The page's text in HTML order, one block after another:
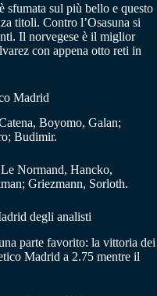
sfumata sul più bello e questo
titoli. Contro l’Osasuna si
Il norvegese è il miglior
con appena otto reti in
Madrid
Boyomo, Galan;
Budimir.
Normand, Hancko,
Griezmann, Sorloth.
degli analisti
parte favorito: la vittoria dei
Madrid a 2.75 mentre il